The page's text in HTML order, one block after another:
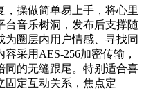
操做简单易上手，将心里
台音乐树洞，发布后支撑随
圈层内用户情感、寻找同
采用AES-256加密传输，
同的无缝跟尾。特别适合喜
固定互动关系，焦点定